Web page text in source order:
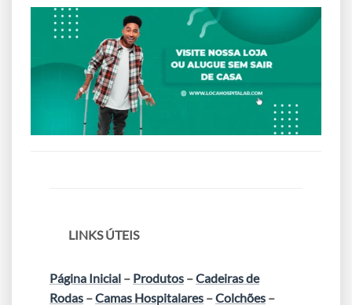
LINKS ÚTEIS
Página Inicial – Produtos –Cadeiras de
Rodas –Camas Hospitalares –Colchões –